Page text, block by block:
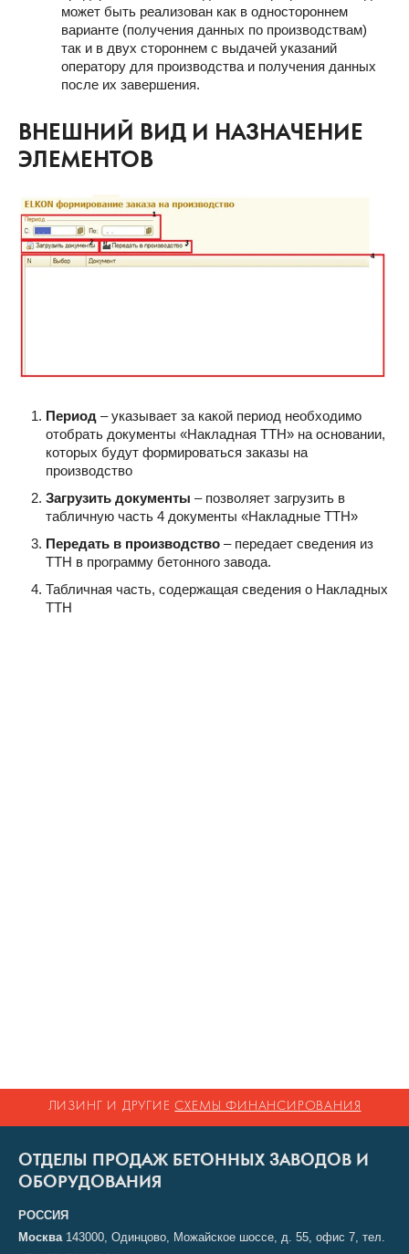
может быть реализован как в одностороннем
варианте (получения данных по производствам)
так и в двух стороннем с выдачей указаний
оператору для производства и получения данных
после их завершения.
ВНЕШНИЙ ВИД И НАЗНАЧЕНИЕ
ЭЛЕМЕНТОВ
Период – указывает за какой период необходимо
отобрать документы «Накладная ТТН» на основании,
которых будут формироваться заказы на
производство
Загрузить документы – позволяет загрузить в
табличную часть 4 документы «Накладные ТТН»
Передать в производство – передает сведения из
ТТН в программу бетонного завода.
Табличная часть, содержащая сведения о Накладных
ТТН
ЛИЗИНГ И ДРУГИЕ СХЕМЫ ФИНАНСИРОВАНИЯ
ОТДЕЛЫ ПРОДАЖ БЕТОННЫХ ЗАВОДОВ И
ОБОРУДОВАНИЯ
РОССИЯ
Москва143000, Одинцово, Можайское шоссе, д. 55, офис 7, тел.